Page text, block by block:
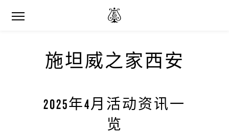
施坦威之家西安
2025年4月活动资讯一
览